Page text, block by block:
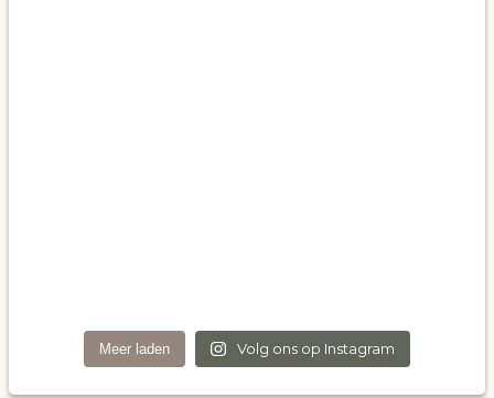
Meer laden Volg ons op Instagram